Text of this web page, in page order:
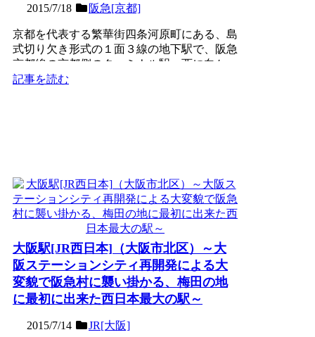
2015/7/18 阪急[京都]
京都を代表する繁華街四条河原町にある、島
式切り欠き形式の１面３線の地下駅で、阪急
京都線の京都側のターミナル駅。西に向かっ
て隣の烏丸駅までの四...
記事を読む
大阪駅[JR西日本]（大阪市北区）～大
阪ステーションシティ再開発による大
変貌で阪急村に襲い掛かる、梅田の地
に最初に出来た西日本最大の駅～
2015/7/14 JR[大阪]